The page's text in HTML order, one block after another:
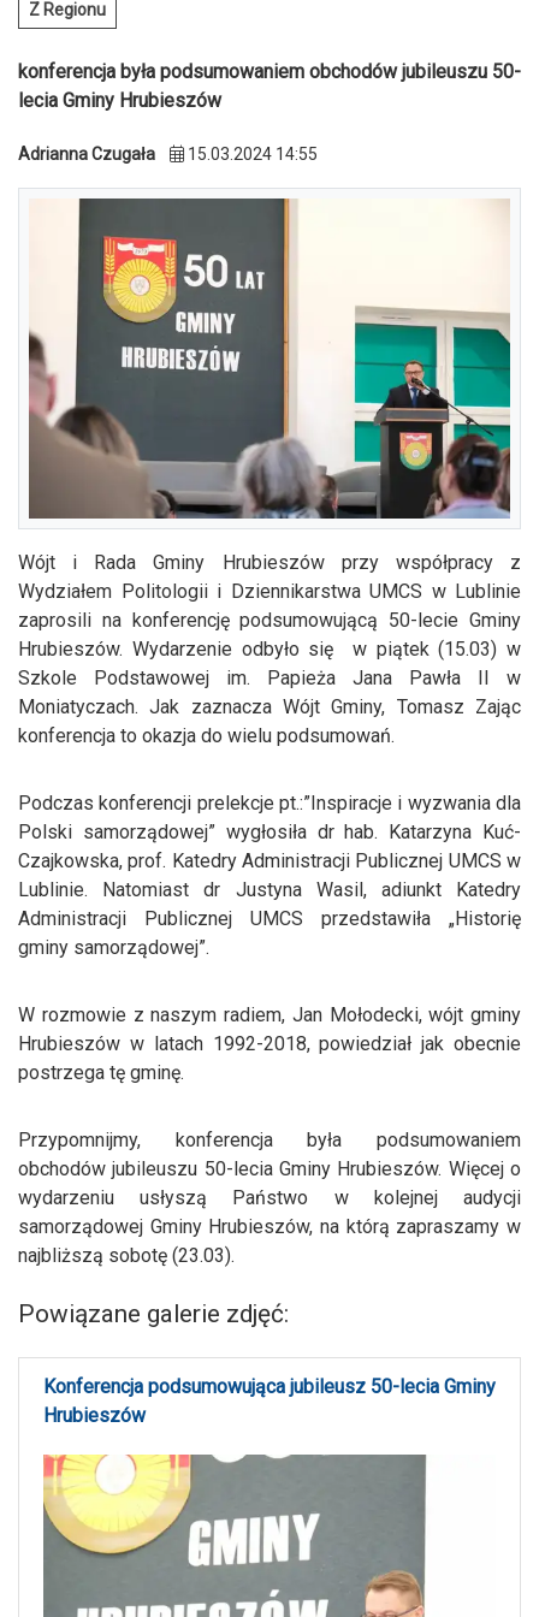
Z Regionu
konferencja była podsumowaniem obchodów jubileuszu 50-
lecia Gminy Hrubieszów
Adrianna Czugała 15.03.2024 14:55
Wójt i Rada Gminy Hrubieszów przy współpracy z
Wydziałem Politologii i Dziennikarstwa UMCS w Lublinie
zaprosili na konferencję podsumowującą 50-lecie Gminy
Hrubieszów. Wydarzenie odbyło się w piątek (15.03) w
Szkole Podstawowej im. Papieża Jana Pawła II w
Moniatyczach. Jak zaznacza Wójt Gminy, Tomasz Zając
konferencja to okazja do wielu podsumowań.
Podczas konferencji prelekcje pt.:”Inspiracje i wyzwania dla
Polski samorządowej” wygłosiła dr hab. Katarzyna Kuć-
Czajkowska, prof. Katedry Administracji Publicznej UMCS w
Lublinie. Natomiast dr Justyna Wasil, adiunkt Katedry
Administracji Publicznej UMCS przedstawiła „Historię
gminy samorządowej”.
W rozmowie z naszym radiem, Jan Mołodecki, wójt gminy
Hrubieszów w latach 1992-2018, powiedział jak obecnie
postrzega tę gminę.
Przypomnijmy, konferencja była podsumowaniem
obchodów jubileuszu 50-lecia Gminy Hrubieszów. Więcej o
wydarzeniu usłyszą Państwo w kolejnej audycji
samorządowej Gminy Hrubieszów, na którą zapraszamy w
najbliższą sobotę (23.03).
Powiązane galerie zdjęć:
Konferencja podsumowująca jubileusz 50-lecia Gminy
Hrubieszów